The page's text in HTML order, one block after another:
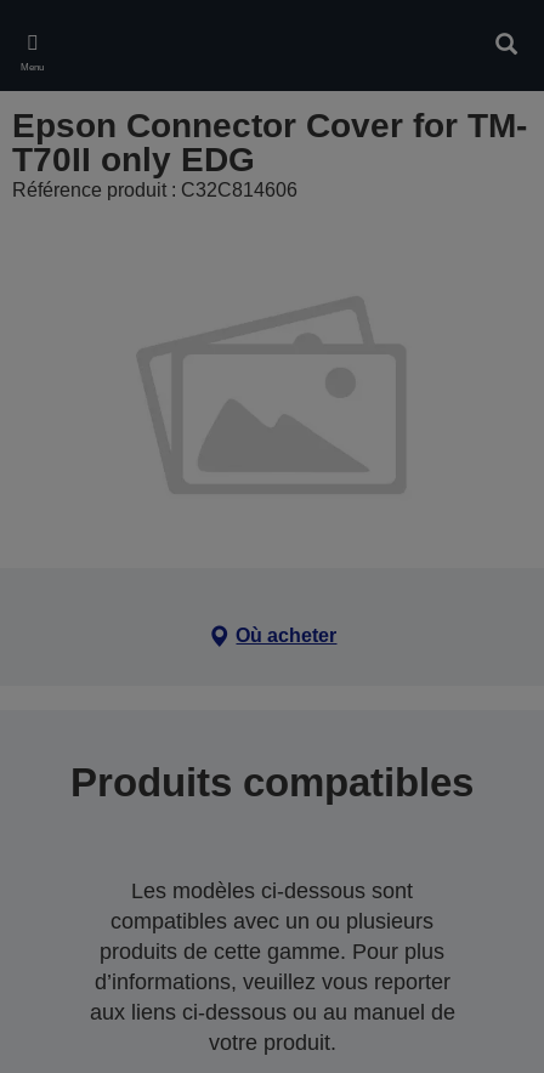
main
content
Menu
Epson Connector Cover for TM-
T70II only EDG
Référence produit : C32C814606
Où acheter
Produits compatibles
Les modèles ci-dessous sont
compatibles avec un ou plusieurs
produits de cette gamme. Pour plus
d’informations, veuillez vous reporter
aux liens ci-dessous ou au manuel de
votre produit.